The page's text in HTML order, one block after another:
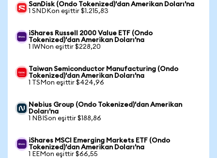
SanDisk (Ondo Tokenized)'dan Amerikan Doları'na
1 SNDKon eşittir $1.215,83
iShares Russell 2000 Value ETF (Ondo
Tokenized)'dan Amerikan Doları'na
1 IWNon eşittir $228,20
Taiwan Semiconductor Manufacturing (Ondo
Tokenized)'dan Amerikan Doları'na
1 TSMon eşittir $424,96
Nebius Group (Ondo Tokenized)'dan Amerikan
Doları'na
1 NBISon eşittir $188,86
iShares MSCI Emerging Markets ETF (Ondo
Tokenized)'dan Amerikan Doları'na
1 EEMon eşittir $66,55